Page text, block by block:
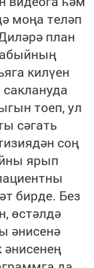
моңа теләп
план
килүен
тоеп, ул
сәгать
соң
ярып
бирде. Без
өстәлдә
әнисенә
әнисенең